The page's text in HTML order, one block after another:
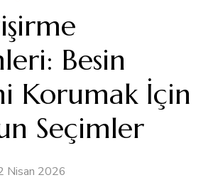
Besin
Korumak İçin
Seçimler
Nisan 2026